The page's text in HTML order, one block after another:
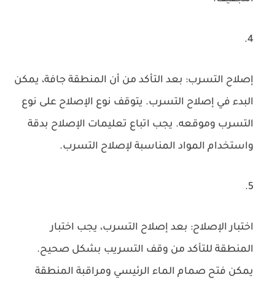
إصلاح التسرب: بعد التأكد من أن المنطقة جافة، يمكن
البدء في إصلاح التسرب. يتوقف نوع الإصلاح على نوع
التسرب وموقعه. يجب اتباع تعليمات الإصلاح بدقة
واستخدام المواد المناسبة لإصلاح التسرب.
اختبار الإصلاح: بعد إصلاح التسرب، يجب اختبار
المنطقة للتأكد من وقف التسريب بشكل صحيح.
يمكن فتح صمام الماء الرئيسي ومراقبة المنطقة